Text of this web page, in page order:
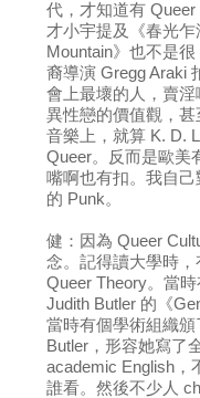
代，才知道有
才小宇提及《春光
Mountain》也不是
裔導演 Gregg Araki
會上最壞的人，賣
異性戀的價值觀，
音樂上，就算 K. D.
Queer。反而是歐美
嘴啊也有扣。我自
的 Punk。
健：因為 Queer
念。記得讀大學時
Queer Theory。當
Judith Butler 的《
當時有個學術組織
Butler，形容她寫了
academic English，
誰看。然後不少人